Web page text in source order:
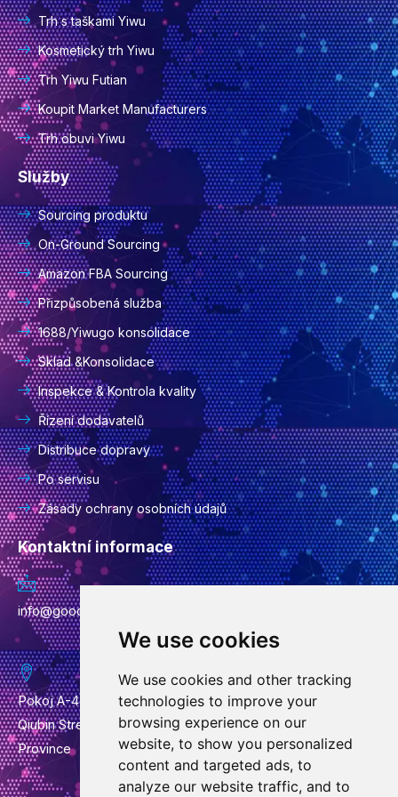
We use cookies
We use cookies and other tracking
technologies to improve your
browsing experience on our
website, to show you personalized
content and targeted ads, to
analyze our website traffic, and to
Trh s taškami Yiwu
Kosmetický trh Yiwu
Trh Yiwu Futian
Koupit Market Manufacturers
Trh obuvi Yiwu
Služby
Sourcing produktu
On-Ground Sourcing
Amazon FBA Sourcing
Přizpůsobená služba
1688/Yiwugo konsolidace
Sklad &Konsolidace
Inspekce & Kontrola kvality
Řízení dodavatelů
Distribuce dopravy
Po servisu
Zásady ochrany osobních údajů
Kontaktní informace
info@goodcansourcing.com
Pokoj A-4-420, 4. patro, budova 1, č. 778, Jinfan Street,
Qiubin Street, Wucheng District, Jinhua City, Zhejiang
Province